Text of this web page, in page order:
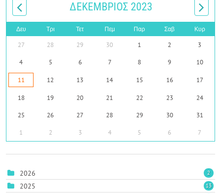
ΔΕΚΈΜΒΡΙΟΣ 2023
Δευ Τρι Τετ Πεμ Παρ Σαβ Κυρ
27 28 29 30 1 2 3
4 5 6 7 8 9 10
11 12 13 14 15 16 17
18 19 20 21 22 23 24
25 26 27 28 29 30 31
1 2 3 4 5 6 7
2026 2
2025 13